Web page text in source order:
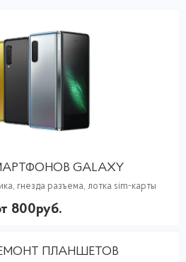
GALAXY
гнезда разъема, лотка sim-карты
800руб.
ПЛАНШЕТОВ